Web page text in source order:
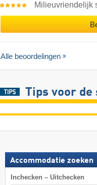
Milieuvriendelijk
Alle beoordelingen
Tips voor de
Accommodatie zoeken
Inchecken – Uitchecken